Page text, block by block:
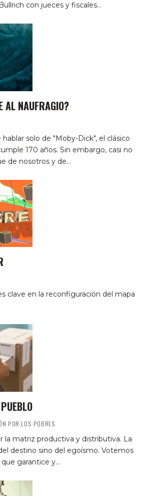
con jueces y fiscales…
AL NAUFRAGIO?
solo de "Moby-Dick", el clásico
170 años. Sin embargo, casi no
de nosotros y de…
clave en la reconfiguración del mapa
POR LOS POBRES
la matriz productiva y distributiva. La
destino sino del egoísmo. Votemos
garantice y…